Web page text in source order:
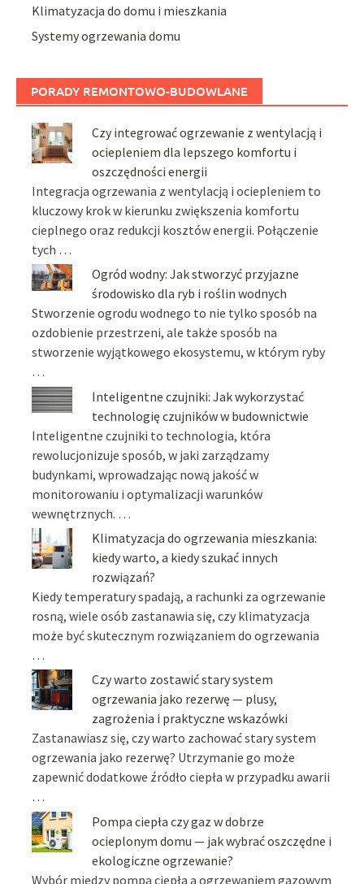
Klimatyzacja do domu i mieszkania
Systemy ogrzewania domu
PORADY REMONTOWO-BUDOWLANE
Czy integrować ogrzewanie z wentylacją i
ociepleniem dla lepszego komfortu i
oszczędności energii
Integracja ogrzewania z wentylacją i ociepleniem to
kluczowy krok w kierunku zwiększenia komfortu
cieplnego oraz redukcji kosztów energii. Połączenie
tych …
Ogród wodny: Jak stworzyć przyjazne
środowisko dla ryb i roślin wodnych
Stworzenie ogrodu wodnego to nie tylko sposób na
ozdobienie przestrzeni, ale także sposób na
stworzenie wyjątkowego ekosystemu, w którym ryby
…
Inteligentne czujniki: Jak wykorzystać
technologię czujników w budownictwie
Inteligentne czujniki to technologia, która
rewolucjonizuje sposób, w jaki zarządzamy
budynkami, wprowadzając nową jakość w
monitorowaniu i optymalizacji warunków
wewnętrznych. …
Klimatyzacja do ogrzewania mieszkania:
kiedy warto, a kiedy szukać innych
rozwiązań?
Kiedy temperatury spadają, a rachunki za ogrzewanie
rosną, wiele osób zastanawia się, czy klimatyzacja
może być skutecznym rozwiązaniem do ogrzewania
…
Czy warto zostawić stary system
ogrzewania jako rezerwę — plusy,
zagrożenia i praktyczne wskazówki
Zastanawiasz się, czy warto zachować stary system
ogrzewania jako rezerwę? Utrzymanie go może
zapewnić dodatkowe źródło ciepła w przypadku awarii
…
Pompa ciepła czy gaz w dobrze
ocieplonym domu — jak wybrać oszczędne i
ekologiczne ogrzewanie?
Wybór między pompą ciepła a ogrzewaniem gazowym